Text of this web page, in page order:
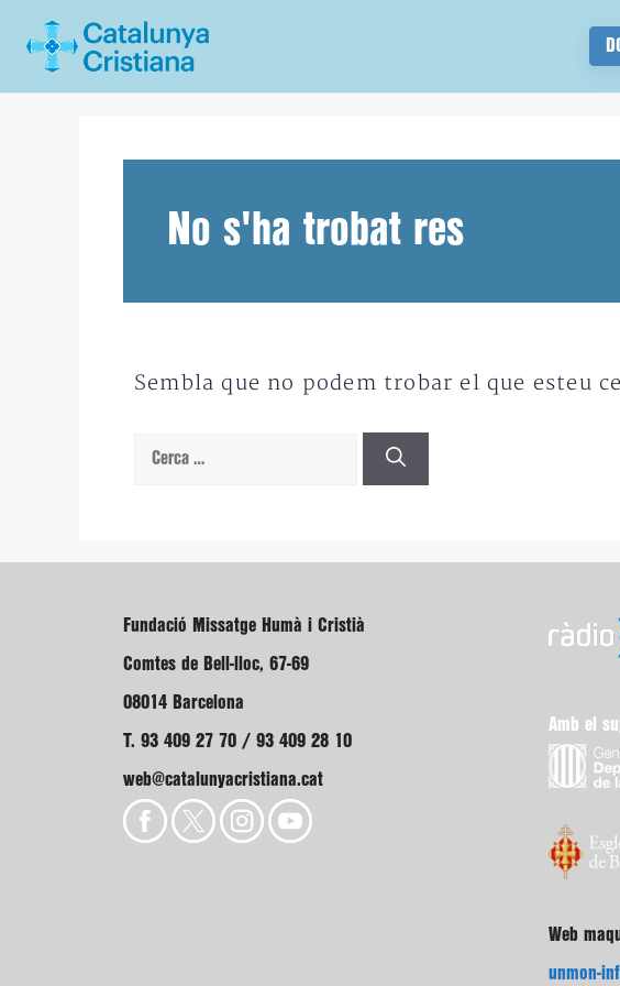
No s'ha trobat res
Sembla que no podem trobar el que esteu
Cerca:
Fundació Missatge Humà i Cristià
Comtes de Bell-lloc, 67-69
08014 Barcelona
T. 93 409 27 70 / 93 409 28 10
web@catalunyacristiana.cat
Amb el
Web
unmon-